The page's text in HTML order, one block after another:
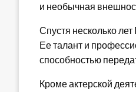
и необычная
Спустя несколько
Ее талант и
способностью
Кроме актерской